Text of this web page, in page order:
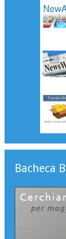
Bacheca